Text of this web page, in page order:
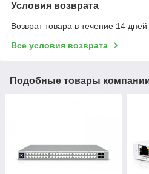
Условия возврата
Возврат товара в течение 14
Все условия возврата
Подобные товары